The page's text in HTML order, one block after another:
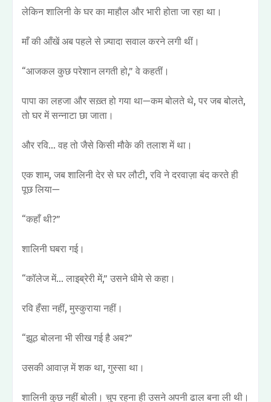
लेकिन शालिनी के घर का माहौल और भारी होता जा रहा था।
माँ की आँखें अब पहले से ज़्यादा सवाल करने लगी थीं।
“आजकल कुछ परेशान लगती हो,” वे कहतीं।
पापा का लहजा और सख़्त हो गया था—कम बोलते थे, पर जब बोलते,
तो घर में सन्नाटा छा जाता।
और रवि… वह तो जैसे किसी मौके की तलाश में था।
एक शाम, जब शालिनी देर से घर लौटी, रवि ने दरवाज़ा बंद करते ही
पूछ लिया—
“कहाँ थी?”
शालिनी घबरा गई।
“कॉलेज में… लाइब्रेरी में,” उसने धीमे से कहा।
रवि हँसा नहीं, मुस्कुराया नहीं।
“झूठ बोलना भी सीख गई है अब?”
उसकी आवाज़ में शक था, गुस्सा था।
शालिनी कुछ नहीं बोली। चुप रहना ही उसने अपनी ढाल बना ली थी।